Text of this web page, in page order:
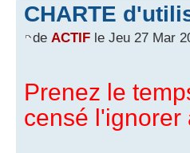
CHARTE
de ACTIF le Jeu 27 Mar
Prenez le
censé l'ignorer